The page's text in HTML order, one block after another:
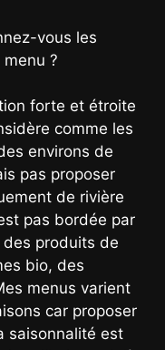
vous les
?
forte et étroite
comme les
environs de
pas proposer
de rivière
pas bordée par
des produits de
bio, des
menus varient
car proposer
saisonnalité est